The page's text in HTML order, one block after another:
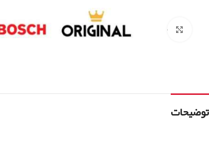
برای بزرگنمایی کلیک کنید
توضیحات